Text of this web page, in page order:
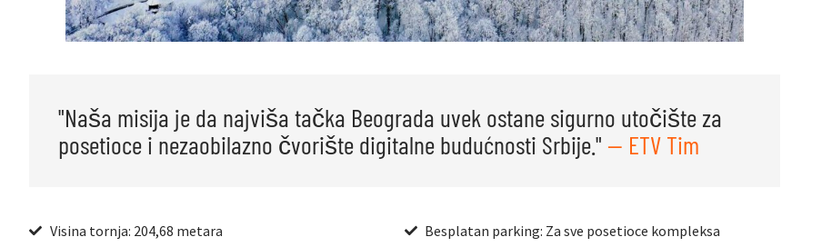
"Naša misija je da najviša tačka Beograda uvek ostane sigurno utočište za
posetioce i nezaobilazno čvorište digitalne budućnosti Srbije." — ETV Tim
Visina tornja: 204,68 metara
Besplatan parking: Za sve posetioce kompleksa